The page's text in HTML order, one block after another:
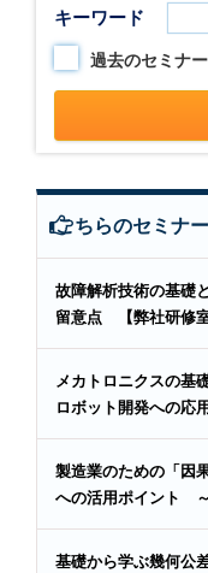
キーワード
過去のセミナ
こちらのセミナ
故障解析技術の基礎
留意点 【弊社研修室
メカトロニクスの基
ロボット開発への応
製造業のための「因
への活用ポイント
基礎から学ぶ幾何公